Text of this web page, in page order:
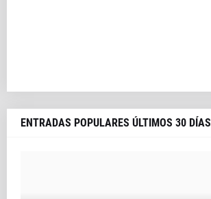
ENTRADAS POPULARES ÚLTIMOS 30 DÍAS